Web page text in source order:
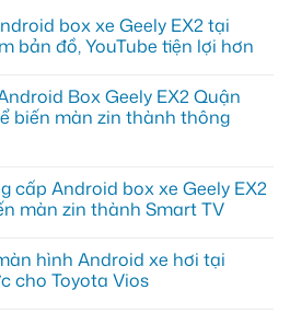
box xe Geely EX2 tại
bản đồ, YouTube tiện lợi hơn
Box Geely EX2 Quận
biến màn zin thành thông
cấp Android box xe Geely EX2
màn zin thành Smart TV
hình Android xe hơi tại
cho Toyota Vios